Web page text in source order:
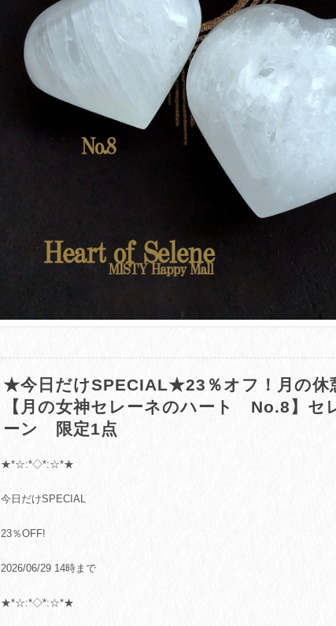
★今日だけSPECIAL★23％オフ！月の休
【月の女神セレーネのハート No.8】
ーン 限定1点
★*☆:*◇*:☆*★
今日だけSPECIAL
23％OFF!
2026/06/29 14時まで
★*☆:*◇*:☆*★